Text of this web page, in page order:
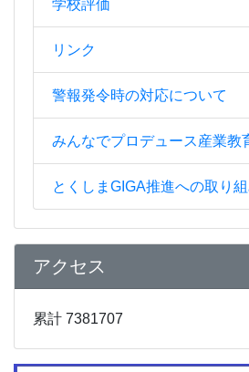
学校評価
リンク
警報発令時の対応について
みんなでプロデュース産業教
とくしまGIGA推進への取り
アクセス
累計 7381707